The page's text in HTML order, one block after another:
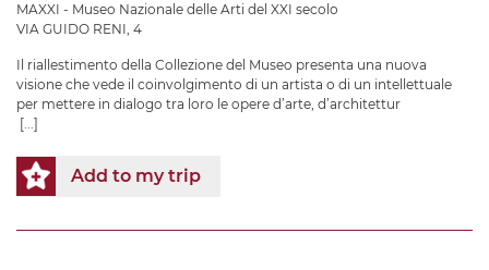
MAXXI - Museo Nazionale delle Arti del XXI secolo
VIA GUIDO RENI, 4
Il riallestimento della Collezione del Museo presenta una nuova
visione che vede il coinvolgimento di un artista o di un intellettuale
per mettere in dialogo tra loro le opere d’arte, d’architettur
[...]
Add to my trip